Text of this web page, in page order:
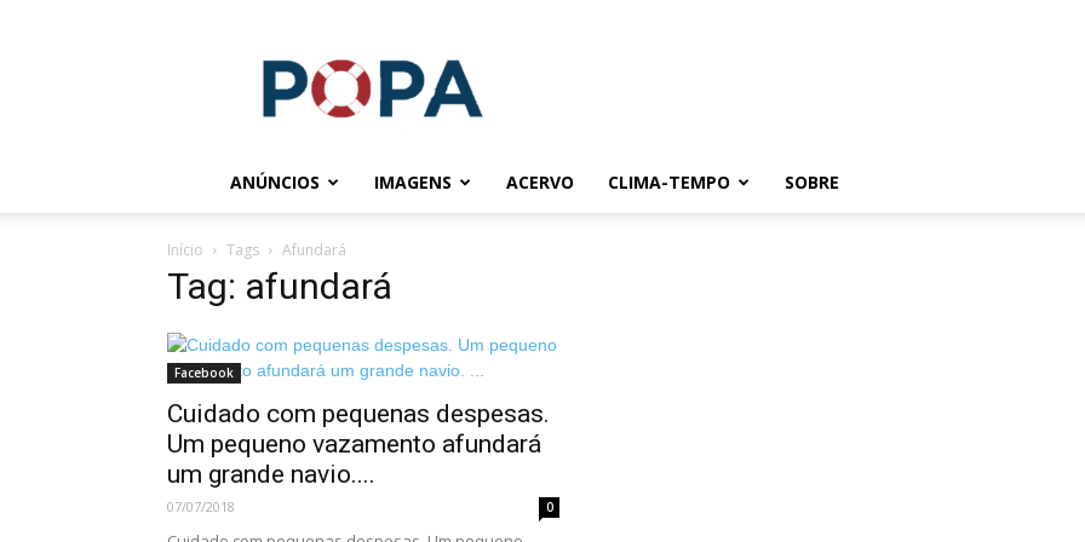
ANÚNCIOS IMAGENS ACERVO CLIMA-TEMPO SOBRE
Início Tags Afundará
Tag: afundará
Facebook
Cuidado com pequenas despesas.
Um pequeno vazamento afundará
um grande navio....
07/07/2018 0